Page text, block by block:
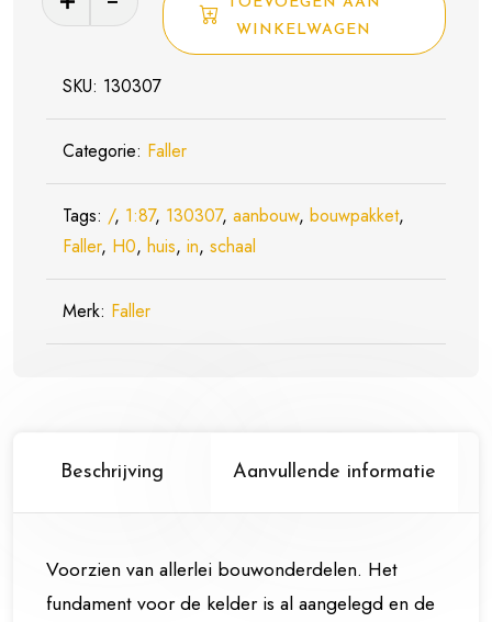
Bouwpakket
130307
Huis
In
Aanbouw
Schaal
1:87
H0
WINKELWAGEN
SKU: 130307
Categorie: Faller
Tags: /, 1:87, 130307, aanbouw, bouwpakket,
Faller, H0, huis, in, schaal
Merk: Faller
Beschrijving Aanvullende informatie
Voorzien van allerlei bouwonderdelen. Het
fundament voor de kelder is al aangelegd en de